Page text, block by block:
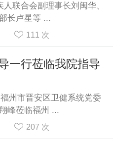
联合会副理事长刘闽华、
长卢星等 ...
111 次
一行莅临我院指导
市晋安区卫健系统党委
峰莅临福州 ...
207 次